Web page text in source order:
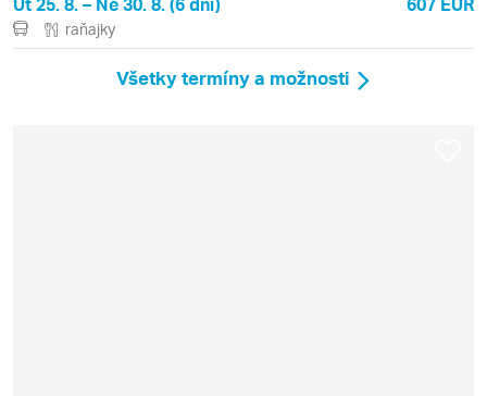
raňajky
Všetky termíny a možnosti